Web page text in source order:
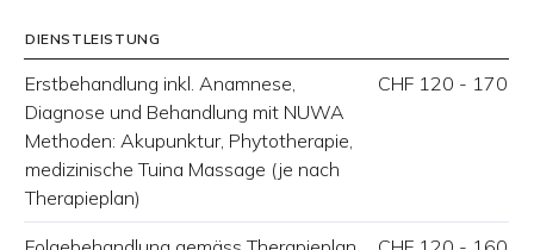
DIENSTLEISTUNG
Erstbehandlung inkl. Anamnese,
Diagnose und Behandlung mit NUWA
Methoden: Akupunktur, Phytotherapie,
medizinische Tuina Massage (je nach
Therapieplan)
CHF 120 - 170